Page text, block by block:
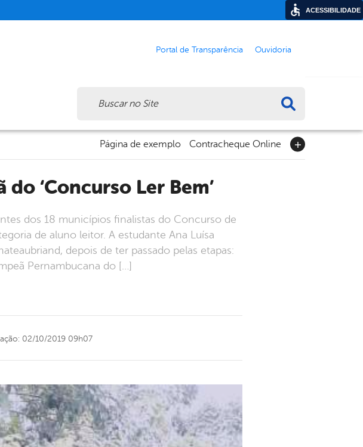
Portal de Transparência Ouvidoria
Página de exemplo Contracheque Online
‘Concurso Ler Bem’
dos 18 municípios finalistas do Concurso de
de aluno leitor. A estudante Ana Luísa
depois de ter passado pelas etapas:
Pernambucana do […]
02/10/2019 09h07
ACESSIBILIDADE